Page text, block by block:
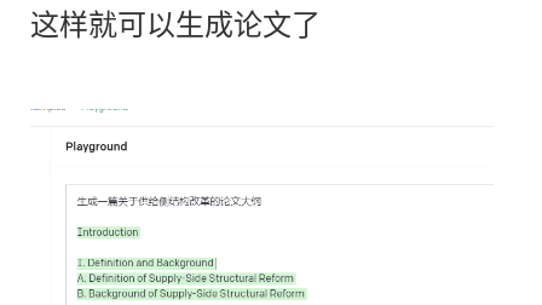
这样就可以生成论文了